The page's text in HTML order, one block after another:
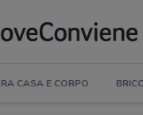
CASA E CORPO